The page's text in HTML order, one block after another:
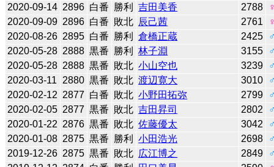
2020-09-14 2896 白番 勝利 吉田美香 2788
2020-09-09 2896 白番 敗北 辰己茜 2761
2020-08-26 2895 白番 勝利 倉橋正蔵 2425
2020-05-28 2888 黒番 勝利 林子淵 3155
2020-05-28 2888 黒番 敗北 小山空也 3239
2020-03-11
2880 黒番 敗北 渡辺寛大 3010
2020-02-12 2877 白番 敗北 小野田拓弥 2799
2020-02-05 2877 黒番 敗北 吉田昇司 2802
2020-01-22 2876 黒番 敗北 佐藤優太 3042
2020-01-08 2875 黒番 勝利 小田浩光 2698
2019-12-26 2875 黒番 敗北 広江博之 2849